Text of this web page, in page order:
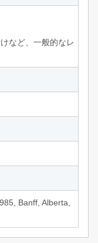
など、一般的なレ
Banff, Alberta,